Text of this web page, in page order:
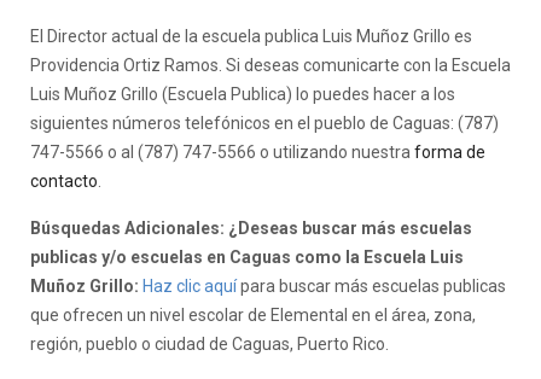
El Director actual de la escuela publica Luis Muñoz Grillo es
Providencia Ortiz Ramos. Si deseas comunicarte con la Escuela
Luis Muñoz Grillo (Escuela Publica) lo puedes hacer a los
siguientes números telefónicos en el pueblo de Caguas: (787)
747-5566 o al (787) 747-5566 o utilizando nuestra forma de
contacto
Búsquedas Adicionales: ¿Deseas buscar más escuelas
publicas y/o escuelas en Caguas como la Escuela Luis
Muñoz Grillo: Haz clic aquípara buscar más escuelas publicas
que ofrecen un nivel escolar de Elemental en el área, zona,
región, pueblo o ciudad de Caguas, Puerto Rico.